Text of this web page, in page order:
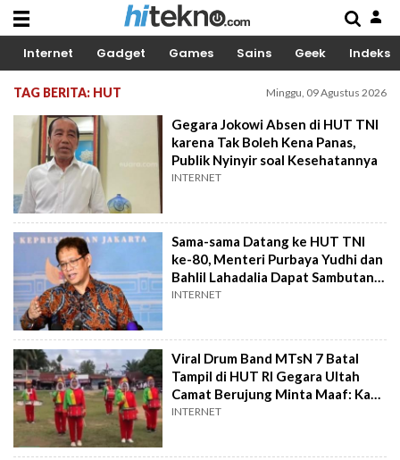
Internet Gadget Games Sains Geek Indeks
TAG BERITA: HUT Minggu, 09 Agustus 2026
Gegara Jokowi Absen di HUT TNI
karena Tak Boleh Kena Panas,
Publik Nyinyir soal Kesehatannya
INTERNET
Sama-sama Datang ke HUT TNI
ke-80, Menteri Purbaya Yudhi dan
Bahlil Lahadalia Dapat Sambutan
Berbeda
INTERNET
Viral Drum Band MTsN 7 Batal
Tampil di HUT RI Gegara Ultah
Camat Berujung Minta Maaf: Kami
Belum Tentu Maafin Bapak!
INTERNET